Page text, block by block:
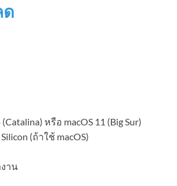
ด
หรือ macOS 11 (Big Sur)
(ถ้าใช้ macOS)
าน